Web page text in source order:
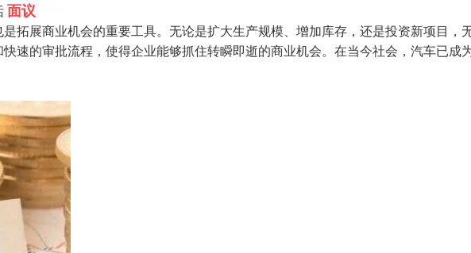
面议
拓展商业机会的重要工具。无论是扩大生产规模、增加库存，还是投资新项目，
速的审批流程，使得企业能够抓住转瞬即逝的商业机会。在当今社会，汽车已成